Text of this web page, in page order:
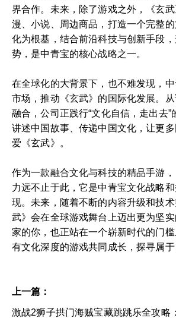
界合作。未来，除了游戏之外，《玄
漫、小说、周边商品，打造一个完整
化为根基，结合前沿科技与创新手段
势，是中青宝的核心战略之一。
在全球化的大背景下，也不难发现，
市场，推动《玄武》的国际化发展。
融合，公司正践行“文化自信，走出去”
讲述中国故事、传递中国文化，让更
爱《玄武》。
作为一款融合文化与科技的精品手游
力远不止于此，它是中青宝文化战略
现。未来，随着不断的内容升级和技
武》会在全球游戏舞台上迈出更为坚
家的你，也正站在一个崭新时代的门
有文化深度的游戏共同成长，探寻属于
上一篇：
激战2狮子拱门海贼宝藏跳跳乐全攻略